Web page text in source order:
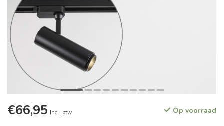
€66,95 Incl. btw Op voorraad